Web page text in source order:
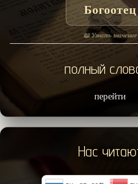
Богоотец
📖 Узнать значение
полный
перейти
Нас